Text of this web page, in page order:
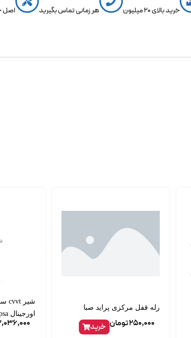
خرید بالای 20 میلیون هر زمانی تماس بگیرید اصل
رله قفل مرکزی پراید صبا
250,000تومان خرید
اورجینال psa